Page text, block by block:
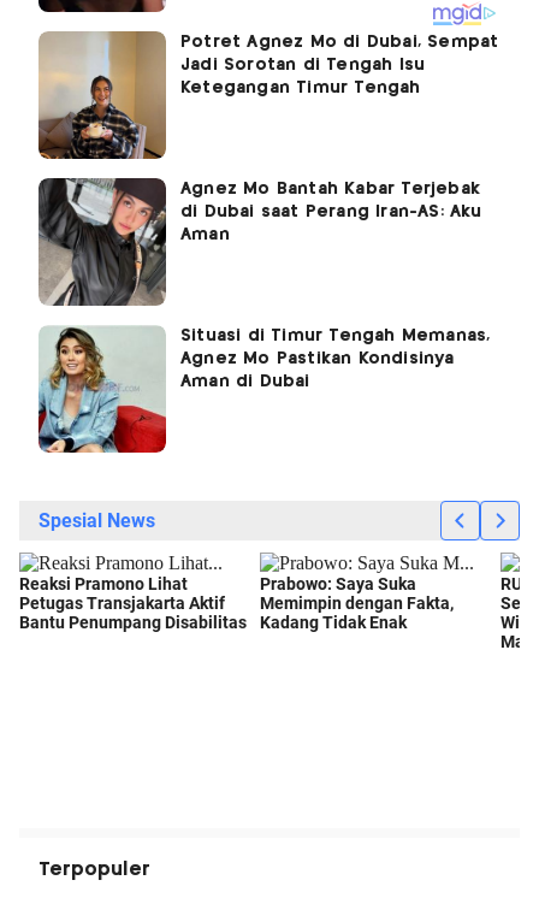
Potret Agnez Mo di Dubai, Sempat
Jadi Sorotan di Tengah Isu
Ketegangan Timur Tengah
Agnez Mo Bantah Kabar Terjebak
di Dubai saat Perang Iran-AS: Aku
Aman
Situasi di Timur Tengah Memanas,
Agnez Mo Pastikan Kondisinya
Aman di Dubai
Terpopuler